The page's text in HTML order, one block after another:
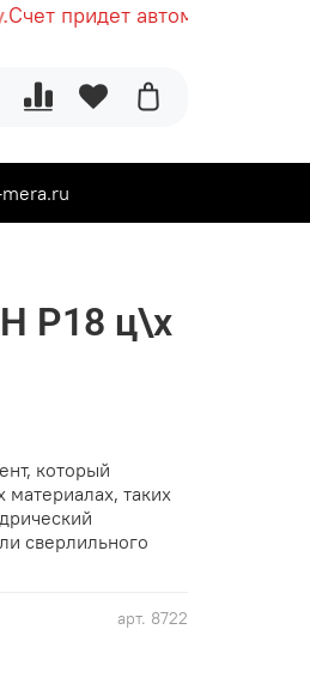
придет автоматически
арт. 8722
Р18 ц\х
который
материалах, таких
сверлильного